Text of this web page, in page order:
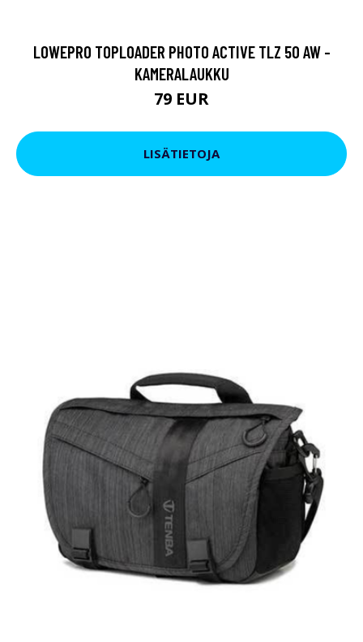
LOWEPRO TOPLOADER PHOTO ACTIVE TLZ 50 AW -
KAMERALAUKKU
79 EUR
LISÄTIETOJA